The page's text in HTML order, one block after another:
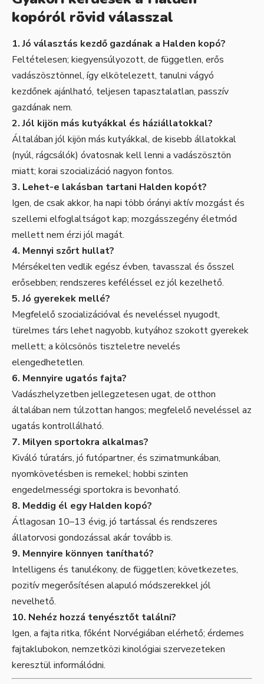
kopóról rövid válasszal
1. Jó választás kezdő gazdának a Halden kopó?
Feltételesen; kiegyensúlyozott, de független, erős
vadászösztönnel, így elkötelezett, tanulni vágyó
kezdőnek ajánlható, teljesen tapasztalatlan, passzív
gazdának nem.
2. Jól kijön más kutyákkal és háziállatokkal?
Általában jól kijön más kutyákkal, de kisebb állatokkal
(nyúl, rágcsálók) óvatosnak kell lenni a vadászösztön
miatt; korai szocializáció nagyon fontos.
3. Lehet-e lakásban tartani Halden kopót?
Igen, de csak akkor, ha napi több órányi aktív mozgást és
szellemi elfoglaltságot kap; mozgásszegény életmód
mellett nem érzi jól magát.
4. Mennyi szőrt hullat?
Mérsékelten vedlik egész évben, tavasszal és ősszel
erősebben; rendszeres keféléssel ez jól kezelhető.
5. Jó gyerekek mellé?
Megfelelő szocializációval és neveléssel nyugodt,
türelmes társ lehet nagyobb, kutyához szokott gyerekek
mellett; a kölcsönös tiszteletre nevelés
elengedhetetlen.
6. Mennyire ugatós fajta?
Vadászhelyzetben jellegzetesen ugat, de otthon
általában nem túlzottan hangos; megfelelő neveléssel az
ugatás kontrollálható.
7. Milyen sportokra alkalmas?
Kiváló túratárs, jó futópartner, és szimatmunkában,
nyomkövetésben is remekel; hobbi szinten
engedelmességi sportokra is bevonható.
8. Meddig él egy Halden kopó?
Átlagosan 10–13 évig, jó tartással és rendszeres
állatorvosi gondozással akár tovább is.
9. Mennyire könnyen tanítható?
Intelligens és tanulékony, de független; következetes,
pozitív megerősítésen alapuló módszerekkel jól
nevelhető.
10. Nehéz hozzá tenyésztőt találni?
Igen, a fajta ritka, főként Norvégiában elérhető; érdemes
fajtaklubokon, nemzetközi kinológiai szervezeteken
keresztül informálódni.